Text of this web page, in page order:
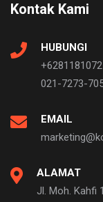
Kontak Kami
HUBUNGI
021-7273-
EMAIL
ALAMAT
Jl. Moh. Kahfi